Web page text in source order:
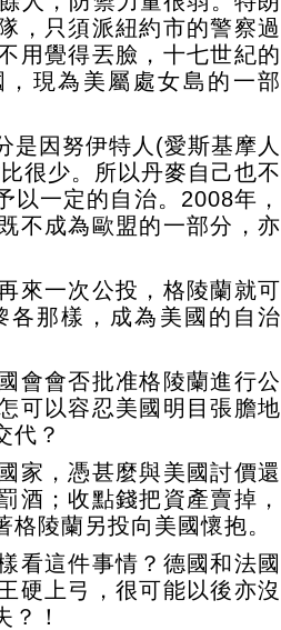
，只須派紐約市的警察過
用覺得丟臉，十七世紀的
現為美屬處女島的一部
是因努伊特人(愛斯基摩人
很少。所以丹麥自己也不
以一定的自治。2008年，
不成為歐盟的一部分，亦
來一次公投，格陵蘭就可
各那樣，成為美國的自治
會會否批准格陵蘭進行公
可以容忍美國明目張膽地
代？
家，憑甚麼與美國討價還
酒；收點錢把資產賣掉，
陵蘭另投向美國懷抱。
看這件事情？德國和法國
硬上弓，很可能以後亦沒
！